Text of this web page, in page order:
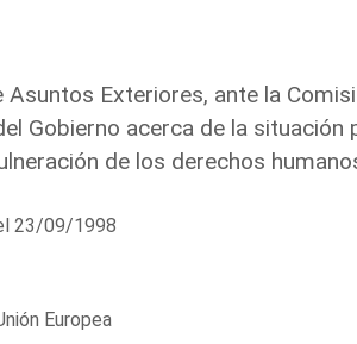
Exteriores, ante la
Gobierno acerca de la situación
de los derechos
23/09/1998
Europea